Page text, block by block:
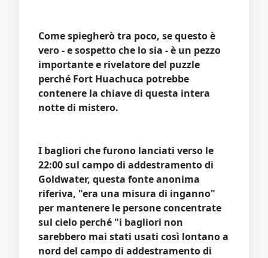
Come spiegherò tra poco, se questo è
vero - e sospetto che lo sia - è un pezzo
importante e rivelatore del puzzle
perché Fort Huachuca potrebbe
contenere la chiave di questa intera
notte di mistero.
I bagliori che furono lanciati verso le
22:00 sul campo di addestramento di
Goldwater, questa fonte anonima
riferiva, "era una misura di inganno"
per mantenere le persone concentrate
sul cielo perché "i bagliori non
sarebbero mai stati usati così lontano a
nord del campo di addestramento di